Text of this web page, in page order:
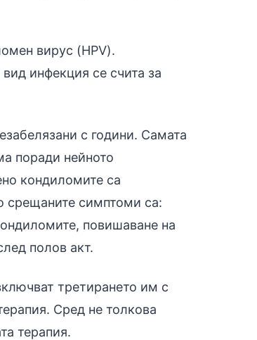
вирус (HPV).
инфекция се счита за
с години. Самата
поради нейното
кондиломите са
срещаните симптоми са:
повишаване на
полов акт.
третирането им с
Сред не толкова
терапия.